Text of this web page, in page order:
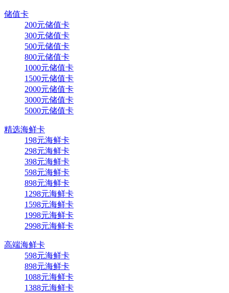
储值卡
200元储值卡
300元储值卡
500元储值卡
800元储值卡
1000元储值卡
1500元储值卡
2000元储值卡
3000元储值卡
5000元储值卡
精选海鲜卡
198元海鲜卡
298元海鲜卡
398元海鲜卡
598元海鲜卡
898元海鲜卡
1298元海鲜卡
1598元海鲜卡
1998元海鲜卡
2998元海鲜卡
高端海鲜卡
598元海鲜卡
898元海鲜卡
1088元海鲜卡
1388元海鲜卡